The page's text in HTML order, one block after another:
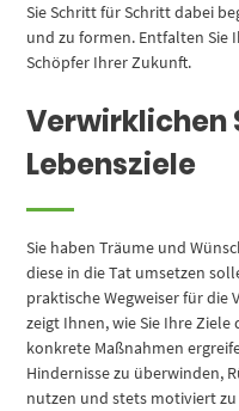
Sie Schritt für Schritt dabei
und zu formen. Entfalten Sie
Schöpfer Ihrer Zukunft.
Verwirklichen
Lebensziele
Sie haben Träume und
diese in die Tat umsetzen
praktische Wegweiser für die
zeigt Ihnen, wie Sie Ihre
konkrete Maßnahmen
Hindernisse zu überwinden,
nutzen und stets motiviert